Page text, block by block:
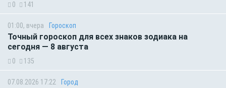
0 141
01:00, вчера Гороскоп
Точный гороскоп для всех знаков зодиака на
сегодня — 8 августа
0 135
07.08.2026 17:22 Город